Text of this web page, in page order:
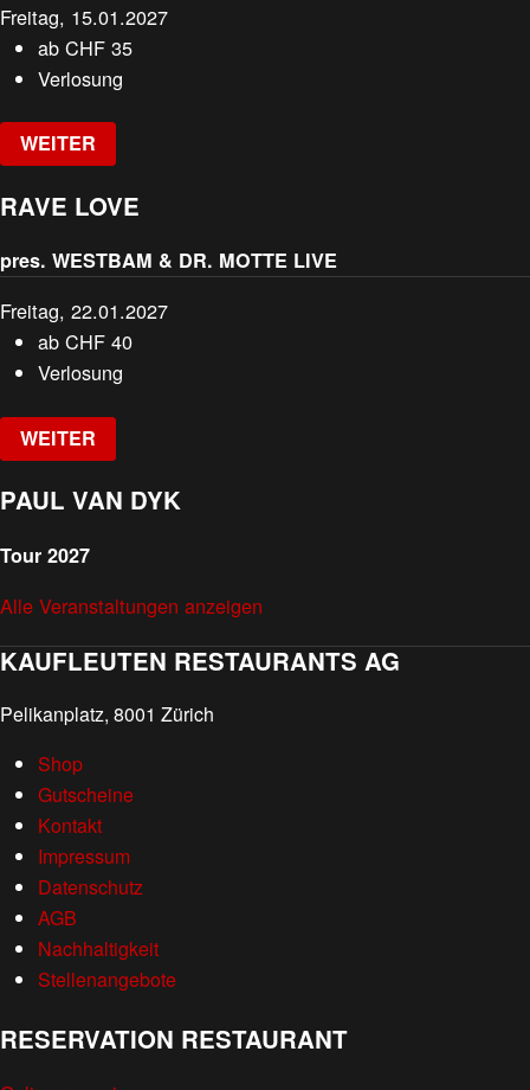
Freitag, 15.01.2027
abCHF 35
Verlosung
WEITER
RAVE LOVE
pres. WESTBAM & DR. MOTTE LIVE
Freitag, 22.01.2027
abCHF 40
Verlosung
WEITER
PAUL VAN DYK
Tour 2027
Alle Veranstaltungen anzeigen
KAUFLEUTEN RESTAURANTS AG
Pelikanplatz, 8001 Zürich
Shop
Gutscheine
Kontakt
Impressum
Datenschutz
AGB
Nachhaltigkeit
Stellenangebote
RESERVATION RESTAURANT